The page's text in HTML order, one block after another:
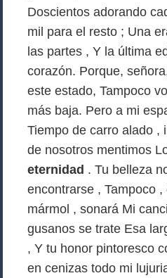
Doscientos adorando
mil para el resto ; Una
las partes , Y la última
corazón. Porque,
este estado, Tampoco
más baja. Pero a mi
Tiempo de carro alado ,
de nosotros mentimos
eternidad . Tu belleza
encontrarse , Tampoco
mármol , sonará Mi
gusanos se trate Esa
, Y tu honor pintoresco
en cenizas todo mi